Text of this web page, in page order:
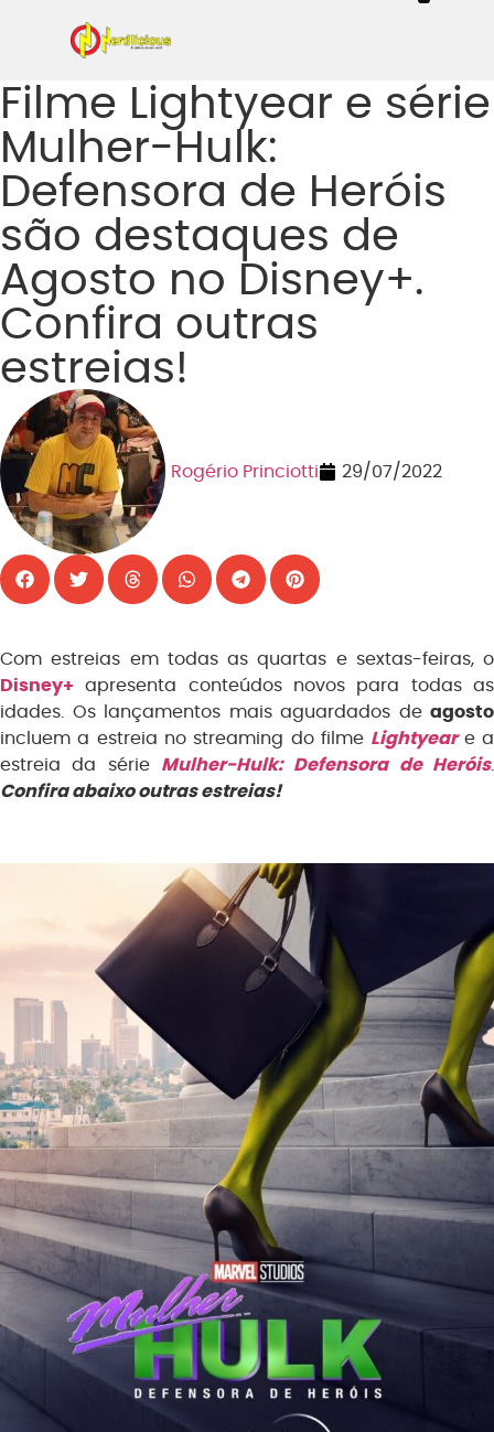
Filme Lightyear e série
Mulher-Hulk:
Defensora de Heróis
são destaques de
Agosto no Disney+.
Confira outras
estreias!
Rogério Princiotti 29/07/2022
Com estreias em todas as quartas e sextas-feiras, o
Disney+ apresenta conteúdos novos para todas as
idades. Os lançamentos mais aguardados de agosto
incluem a estreia no streaming do filme Lightyeare a
estreia da série Mulher-Hulk: Defensora de Heróis.
Confira abaixo outras estreias!